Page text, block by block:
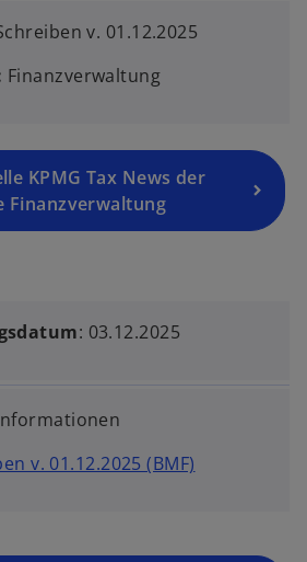
v. 01.12.2025
Finanzverwaltung
KPMG Tax News der
Finanzverwaltung
: 03.12.2025
v. 01.12.2025 (BMF)